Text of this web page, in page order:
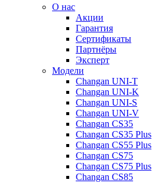
О нас
Акции
Гарантия
Сертификаты
Партнёры
Эксперт
Модели
Changan UNI-T
Changan UNI-K
Changan UNI-S
Changan UNI-V
Changan CS35
Changan CS35 Plus
Changan CS55 Plus
Changan CS75
Changan CS75 Plus
Changan CS85